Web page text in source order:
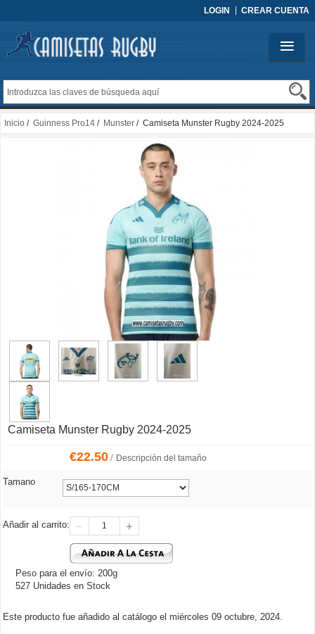
LOGIN CREAR CUENTA
Inicio / Guinness Pro14 / Munster / Camiseta Munster Rugby 2024-2025
Camiseta Munster Rugby 2024-2025
€22.50/ Descripción del tamaño
Tamano
Añadir al carrito:
Peso para el envío: 200g
527 Unidades en Stock
Este producto fue añadido al catálogo el miércoles 09 octubre, 2024.